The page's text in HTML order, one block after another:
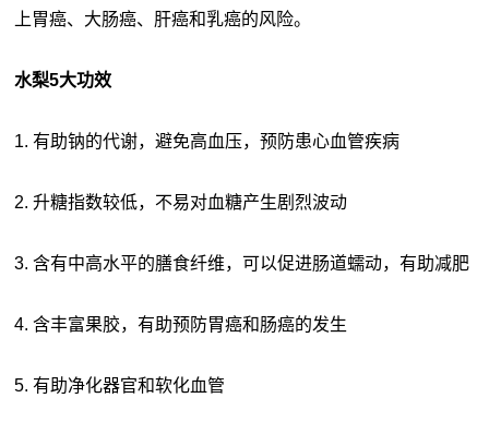
上胃癌、大肠癌、肝癌和乳癌的风险。
水梨5大功效
1. 有助钠的代谢，避免高血压，预防患心血管疾病
2. 升糖指数较低，不易对血糖产生剧烈波动
3. 含有中高水平的膳食纤维，可以促进肠道蠕动，有助减肥
4. 含丰富果胶，有助预防胃癌和肠癌的发生
5. 有助净化器官和软化血管